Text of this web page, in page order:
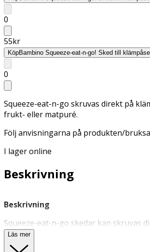
0
55kr
KöpBambino Squeeze-eat-n-go! Sked till
0
Squeeze-eat-n-go skruvas direkt på
frukt- eller matpuré.
Följ anvisningarna på produkten/
I lager online
Beskrivning
Beskrivning
Squeeze-eat-n-go skedar kan skruvas
klämpåsar med frukt- eller matpuré.
gör det enkelt mata ditt barn med en
Läs mer